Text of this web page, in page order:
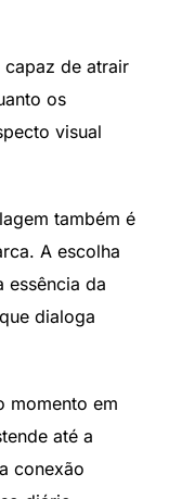
de atrair
os
visual
também é
A escolha
essência da
dialoga
momento em
até a
conexão